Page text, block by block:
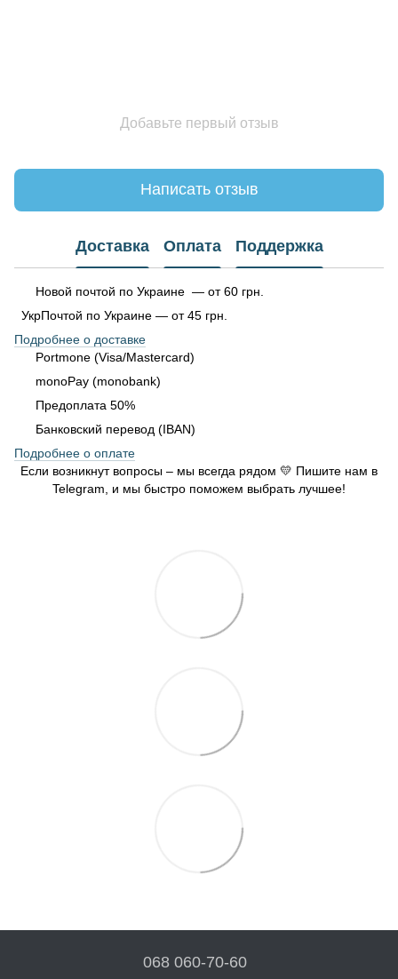
Добавьте первый отзыв
Написать отзыв
Доставка Оплата Поддержка
Новой почтой по Украине — от 60 грн.
УкрПочтой по Украине — от 45 грн.
Подробнее о доставке
Portmone (Visa/Mastercard)
monoPay (monobank)
Предоплата 50%
Банковский перевод (IBAN)
Подробнее о оплате
Если возникнут вопросы – мы всегда рядом 💛 Пишите нам в
Telegram, и мы быстро поможем выбрать лучшее!
068 060-70-60